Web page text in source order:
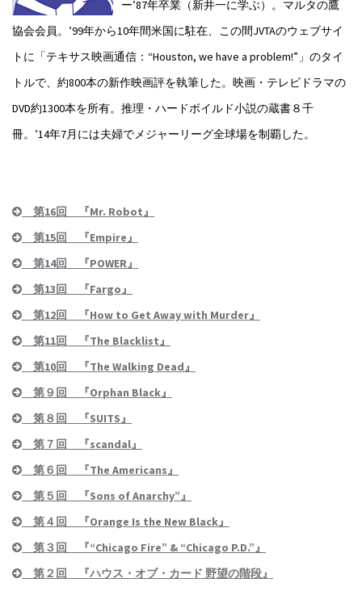
ー’87年卒業（新井一に学ぶ）。マルタの鷹
協会会員。’99年から10年間米国に駐在、この間JVTAのウェブサイ
トに「テキサス映画通信：“Houston, we have a problem!”」のタイ
トルで、約800本の新作映画評を執筆した。映画・テレビドラマの
DVD約1300本を所有。推理・ハードボイルド小説の蔵書８千
冊。’14年7月には夫婦でメジャーリーグ全球場を制覇した。
第16回 『Mr. Robot』
第15回 『Empire』
第14回 『POWER』
第13回 『Fargo』
第12回 『How to Get Away with Murder』
第11回 『The Blacklist』
第10回 『The Walking Dead』
第９回 『Orphan Black』
第８回 『SUITS』
第７回 『scandal』
第６回 『The Americans』
第５回 『Sons of Anarchy”』
第４回 『Orange Is the New Black』
第３回 『“Chicago Fire” & “Chicago P.D.”』
第２回 『ハウス・オブ・カード 野望の階段』